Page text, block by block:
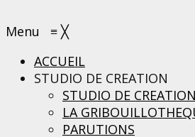
Menu ≡ ╳
ACCUEIL
STUDIO DE CREATION
STUDIO DE CREATION
LA
PARUTIONS